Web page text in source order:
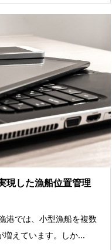
現した漁船位置管理
港では、小型漁船を複数
増えています。しか...